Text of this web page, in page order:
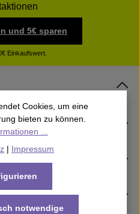
und 5€ sparen
Einkaufswert.
Cookies, um eine
bieten zu können.
...
| Impressum
notwendige